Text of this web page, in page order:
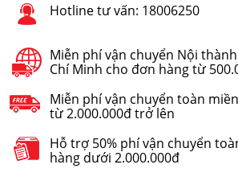
Hotline tư vấn: 18006250
Miễn phí vận chuyển Nội
Chí Minh cho đơn hàng từ
Miễn phí vận chuyển toàn
từ 2.000.000đ trở lên
Hỗ trợ 50% phí vận chuyển
hàng dưới 2.000.000đ